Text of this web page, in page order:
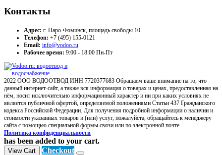
Контакты
Адрес: г. Наро-Фоминск, площадь свободы 10
Телефон: +7 (495) 155-0121
Email: info@vodoo.ru
Рабочее время: 9:00 - 18:00 Пн-Пт
2022 ООО ВОДООТВОД ИНН 7720377683 Обращаем ваше внимание на то, что
данный интернет-сайт, а также вся информация о товарах и ценах, предоставленная на
нём, носит исключительно информационный характер и ни при каких условиях не
является публичной офертой, определяемой положениями Статьи 437 Гражданского
кодекса Российской Федерации. Для получения подробной информации о наличии и
стоимости указанных товаров и (или) услуг, пожалуйста, обращайтесь к менеджеру
сайта с помощью специальной формы связи или по электронной почте.
Политика конфиденциальности
has been added to your cart.
View Cart Checkout